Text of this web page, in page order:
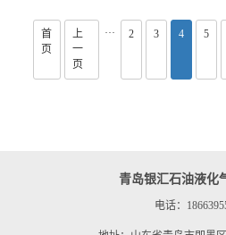
到分布合理
血管，为汽
关键词青岛
首
页
上
一
页
··· 2 3 4 5
青岛银汇石油液化
电话：